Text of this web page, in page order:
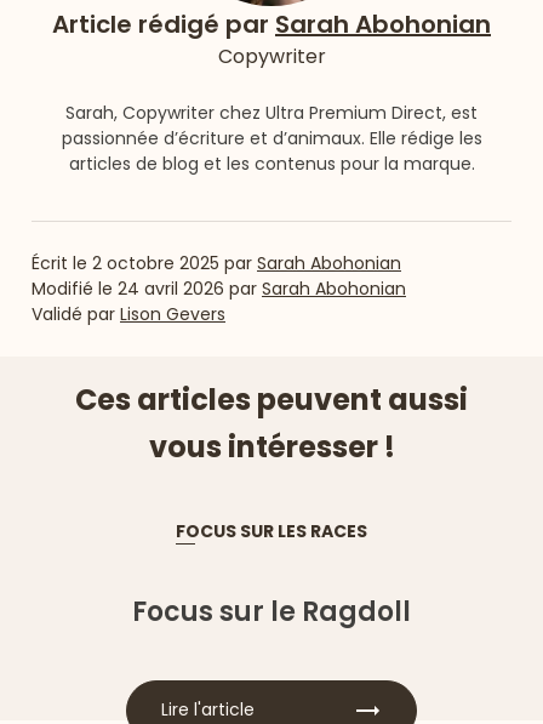
Article rédigé par Sarah Abohonian
Copywriter
Sarah, Copywriter chez Ultra Premium Direct, est
passionnée d’écriture et d’animaux. Elle rédige les
articles de blog et les contenus pour la marque.
Écrit le 2 octobre 2025 par Sarah Abohonian
Modifié le 24 avril 2026 par Sarah Abohonian
Validé par Lison Gevers
Ces articles peuvent aussi
vous intéresser !
FOCUS SUR LES RACES
Focus sur le Ragdoll
Lire l'article